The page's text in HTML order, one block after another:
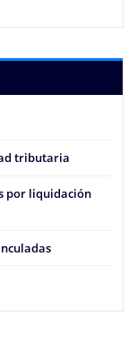
tributaria
por liquidación